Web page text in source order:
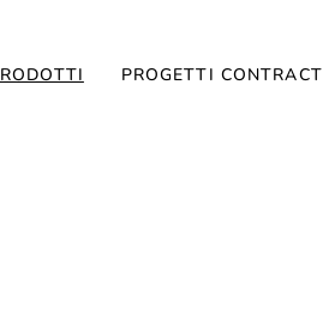
PROGETTI CONTRACT